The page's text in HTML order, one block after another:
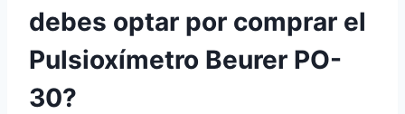
debes optar por comprar el
Pulsioxímetro Beurer PO-
30?